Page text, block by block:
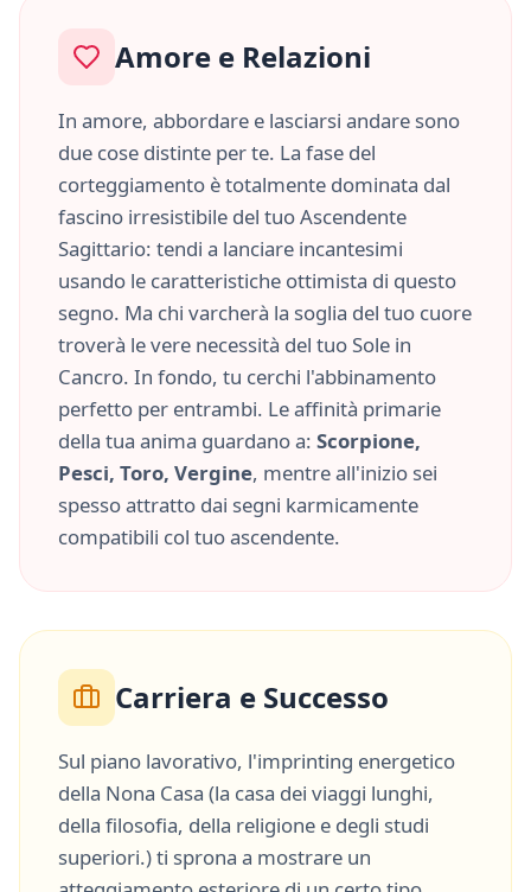
Amore e Relazioni
In amore, abbordare e lasciarsi andare sono
due cose distinte per te. La fase del
corteggiamento è totalmente dominata dal
fascino irresistibile del tuo Ascendente
Sagittario: tendi a lanciare incantesimi
usando le caratteristiche ottimista di questo
segno. Ma chi varcherà la soglia del tuo cuore
troverà le vere necessità del tuo Sole in
Cancro. In fondo, tu cerchi l'abbinamento
perfetto per entrambi. Le affinità primarie
della tua anima guardano a: Scorpione,
Pesci, Toro, Vergine, mentre all'inizio sei
spesso attratto dai segni karmicamente
compatibili col tuo ascendente.
Carriera e Successo
Sul piano lavorativo, l'imprinting energetico
della Nona Casa (la casa dei viaggi lunghi,
della filosofia, della religione e degli studi
superiori.) ti sprona a mostrare un